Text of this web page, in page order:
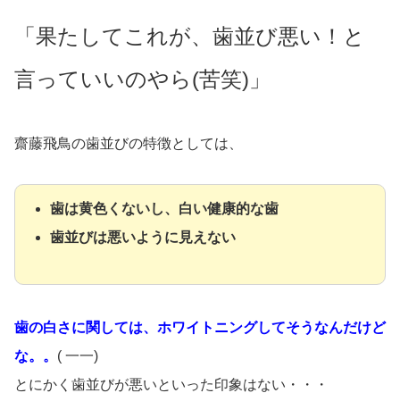
「果たしてこれが、歯並び悪い！と
言っていいのやら(苦笑)」
齋藤飛鳥の歯並びの特徴としては、
歯は黄色くないし、白い健康的な歯
歯並びは悪いように見えない
歯の白さに関しては、ホワイトニングしてそうなんだけど
な。。 ( 一一)
とにかく歯並びが悪いといった印象はない・・・